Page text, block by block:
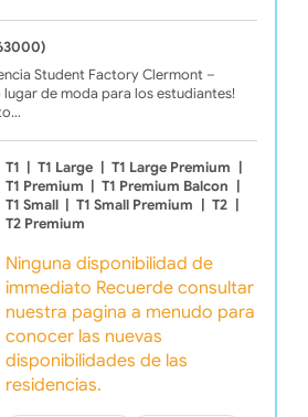
Student Factory Clermont –
lugar de moda para los estudiantes!
T1 T1 Large T1 Large Premium
T1 Premium
T1 Premium Balcon
T1 Small
T1 Small Premium T2
T2 Premium
Ninguna disponibilidad de
immediato Recuerde consultar
nuestra pagina a menudo para
conocer las nuevas
disponibilidades de las
residencias.